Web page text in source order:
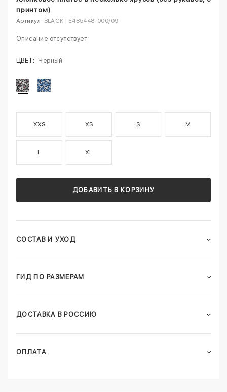
принтом)
Артикул: BLACK | E485448-000/09
Описание отсутствует
ЦВЕТ: Черный
XXS XS S M
L XL
ДОБАВИТЬ В КОРЗИНУ
СОСТАВ И УХОД
ГИД ПО РАЗМЕРАМ
ДОСТАВКА В РОССИЮ
ОПЛАТА